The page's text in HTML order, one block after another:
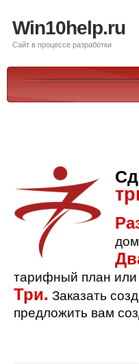
Win10help.ru
Сайт в процессе разработки
тарифный план или
Три. Заказать
предложить вам